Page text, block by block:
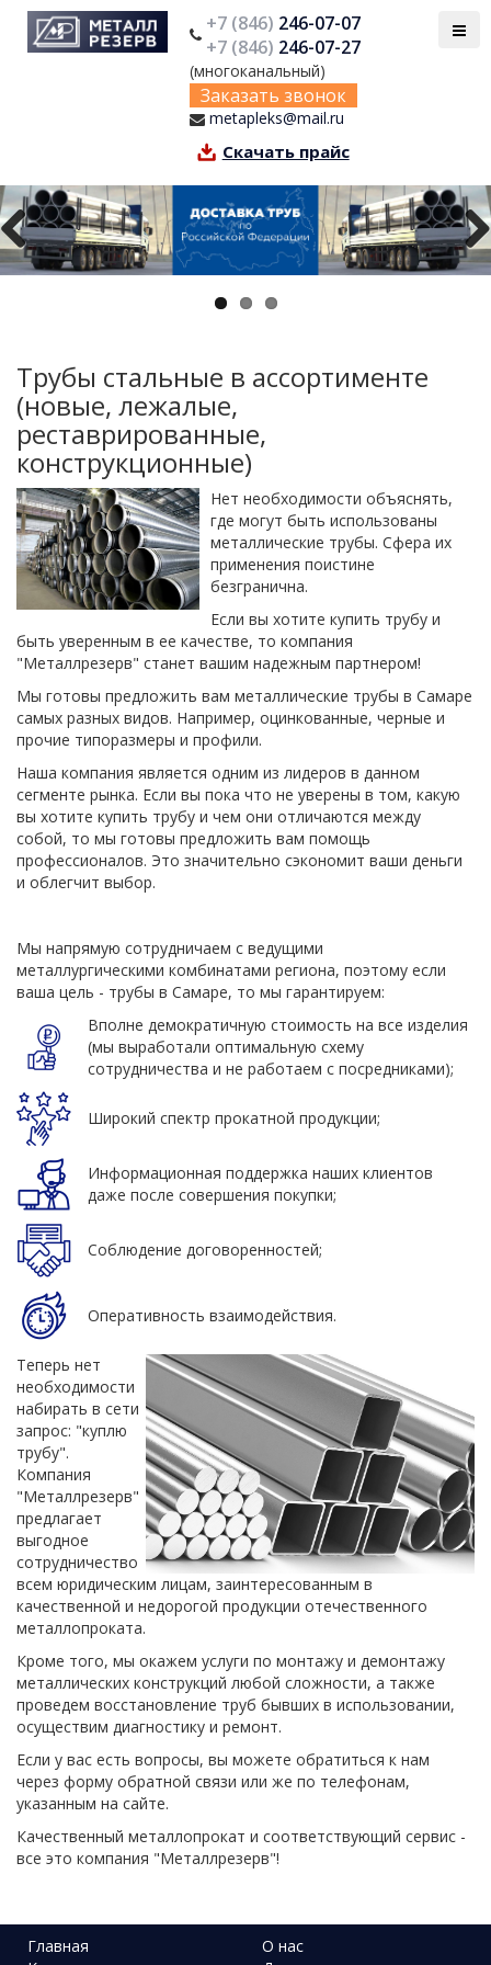
+7 (846) 246-07-07
+7 (846) 246-07-27
(многоканальный)
Заказать звонок
metapleks@mail.ru
Скачать прайс
Previous Next
Трубы стальные в ассортименте
(новые, лежалые,
реставрированные,
конструкционные)
Нет необходимости объяснять,
где могут быть использованы
металлические трубы. Сфера их
применения поистине
безгранична.
Если вы хотите купить трубу и
быть уверенным в ее качестве, то компания
"Металлрезерв" станет вашим надежным партнером!
Мы готовы предложить вам металлические трубы в Самаре
самых разных видов. Например, оцинкованные, черные и
прочие типоразмеры и профили.
Наша компания является одним из лидеров в данном
сегменте рынка. Если вы пока что не уверены в том, какую
вы хотите купить трубу и чем они отличаются между
собой, то мы готовы предложить вам помощь
профессионалов. Это значительно сэкономит ваши деньги
и облегчит выбор.
Мы напрямую сотрудничаем с ведущими
металлургическими комбинатами региона, поэтому если
ваша цель - трубы в Самаре, то мы гарантируем:
Вполне демократичную стоимость на все изделия
(мы выработали оптимальную схему
сотрудничества и не работаем с посредниками);
Широкий спектр прокатной продукции;
Информационная поддержка наших клиентов
даже после совершения покупки;
Соблюдение договоренностей;
Оперативность взаимодействия.
Теперь нет
необходимости
набирать в сети
запрос: "куплю
трубу".
Компания
"Металлрезерв"
предлагает
выгодное
сотрудничество
всем юридическим лицам, заинтересованным в
качественной и недорогой продукции отечественного
металлопроката.
Кроме того, мы окажем услуги по монтажу и демонтажу
металлических конструкций любой сложности, а также
проведем восстановление труб бывших в использовании,
осуществим диагностику и ремонт.
Если у вас есть вопросы, вы можете обратиться к нам
через форму обратной связи или же по телефонам,
указанным на сайте.
Качественный металлопрокат и соответствующий сервис -
все это компания "Металлрезерв"!
Главная
О нас